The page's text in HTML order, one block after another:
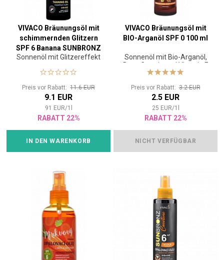
VIVACO Bräunungsöl mit
schimmernden Glitzern
SPF 6 Banana SUNBRONZ
100 ml
Sonnenöl mit Glitzereffekt
Preis vor Rabatt: 11.6 EUR
9.1 EUR
91 EUR/1
RABATT 22%
IN DEN WARENKORB
VIVACO Bräunungsöl mit
BIO-Arganöl SPF 0 100 ml
Sonnenöl mit Bio-Arganöl,
Beta-Carotin und Vitamin E
ohne UV-Filter
Preis vor Rabatt:3.2 EUR
2.5 EUR
25 EUR/1
RABATT 22%
NICHT VERFÜGBAR